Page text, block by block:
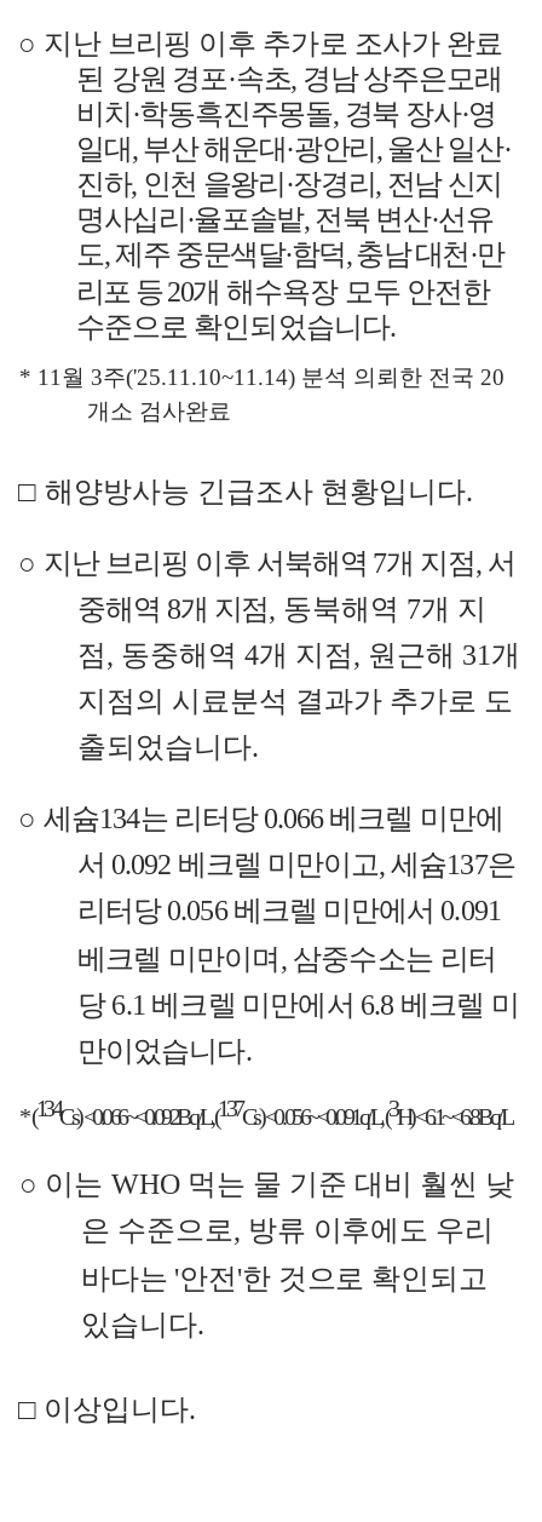
○ 지난 브리핑 이후 추가로 조사가 완료
된 강원 경포·속초, 경남 상주은모래
비치 ·학동흑진주몽돌, 경북 장사·영
일대,부산 해운대·광안리 ,울산 일산·
진하, 인천 을왕리 ·장경리 , 전남 신지
명사십리 ·율포솔밭,전북 변산·선유
도,제주 중문색달·함덕,충남 대천·만
리포 등20개 해수욕장 모두 안전한
수준으로 확인되었습니다.
* 11월 3주('25.11.10~11.14) 분석 의뢰한 전국 20
개소 검사완료
□ 해양방사능 긴급조사 현황입니다.
○ 지난 브리핑 이후 서북해역 7개 지점, 서
중해역 8개 지점, 동북해역 7개 지
점, 동중해역 4개 지점, 원근해 31개
지점의 시료분석 결과가 추가로 도
출되었습니다.
○세슘134는 리터당0.066베크렐 미만에
서 0.092 베크렐 미만이고,세슘137은
리터당0.056베크렐 미만에서 0.091
베크렐 미만이며 , 삼중수소는 리터
당6.1 베크렐 미만에서 6.8 베크렐 미
만이었습니다.
*(134Cs)<0.066~<0.092Bq/L, (137Cs) <0.056~<0.091q/L, (3H) <6.1~<6.8Bq/L
○ 이는 WHO 먹는 물 기준 대비 훨씬 낮
은 수준으로, 방류 이후에도 우리
바다는 '안전'한 것으로 확인되고
있습니다.
□ 이상입니다.